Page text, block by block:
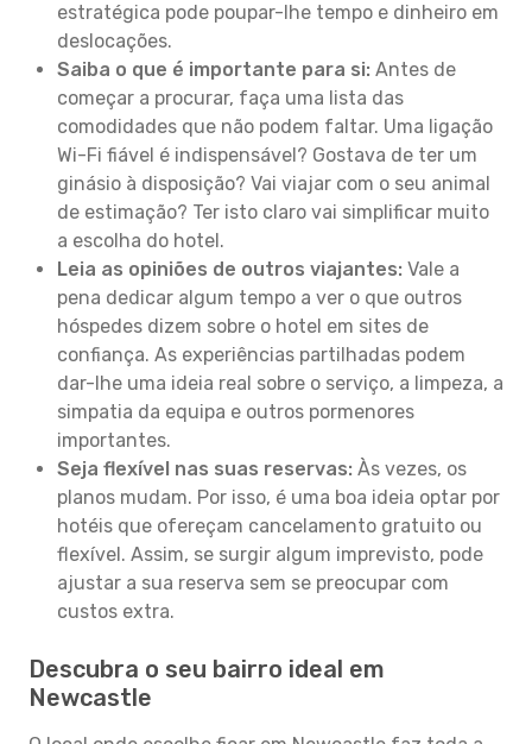
estratégica pode poupar-lhe tempo e dinheiro em
deslocações.
Saiba o que é importante para si: Antes de
começar a procurar, faça uma lista das
comodidades que não podem faltar. Uma ligação
Wi-Fi fiável é indispensável? Gostava de ter um
ginásio à disposição? Vai viajar com o seu animal
de estimação? Ter isto claro vai simplificar muito
a escolha do hotel.
Leia as opiniões de outros viajantes: Vale a
pena dedicar algum tempo a ver o que outros
hóspedes dizem sobre o hotel em sites de
confiança. As experiências partilhadas podem
dar-lhe uma ideia real sobre o serviço, a limpeza, a
simpatia da equipa e outros pormenores
importantes.
Seja flexível nas suas reservas: Às vezes, os
planos mudam. Por isso, é uma boa ideia optar por
hotéis que ofereçam cancelamento gratuito ou
flexível. Assim, se surgir algum imprevisto, pode
ajustar a sua reserva sem se preocupar com
custos extra.
Descubra o seu bairro ideal em
Newcastle